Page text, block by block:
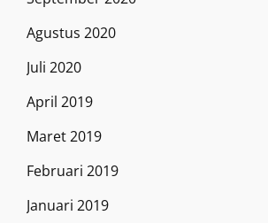
Agustus 2020
Juli 2020
April 2019
Maret 2019
Februari 2019
Januari 2019